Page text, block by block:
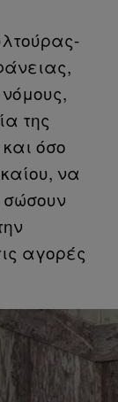
της
όσο
να
σώσουν
αγορές